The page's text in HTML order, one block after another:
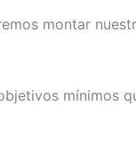
montar
mínimos